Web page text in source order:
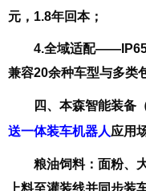
元，1.8年回本；
4.全域适配——IP65
兼容20余种车型与多类
四、 本森智能装备
送一体装车机器人应用
粮油饲料：面粉、
上料至灌装线并同步装